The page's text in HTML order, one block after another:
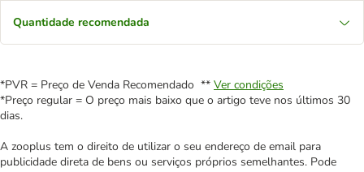
Quantidade recomendada
*PVR = Preço de Venda Recomendado ** Ver condições
*Preço regular = O preço mais baixo que o artigo teve nos últimos 30
dias.
A zooplus tem o direito de utilizar o seu endereço de email para
publicidade direta de bens ou serviços próprios semelhantes. Pode